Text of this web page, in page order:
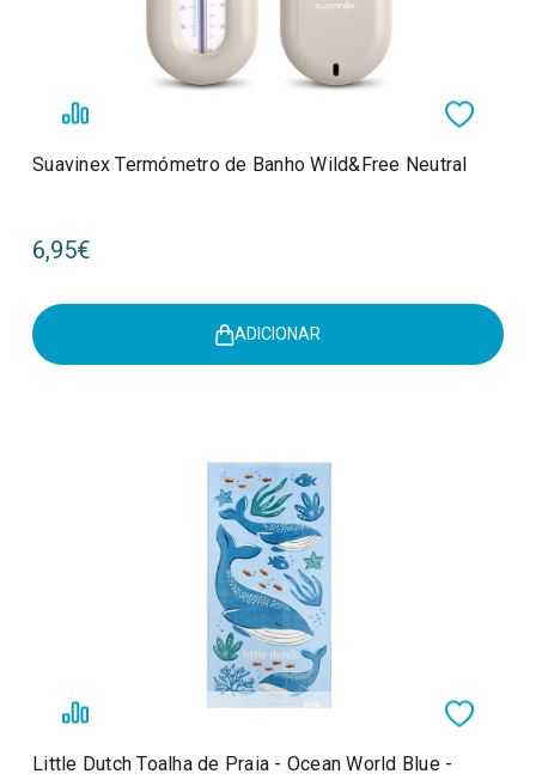
Suavinex Termómetro de Banho Wild&Free Neutral
6,95€
ADICIONAR
Little Dutch Toalha de Praia - Ocean World Blue -